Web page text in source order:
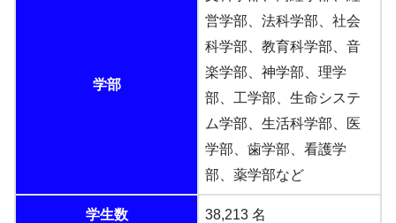
学部
営学部、法科学部、社会
科学部、教育科学部、音
楽学部、神学部、理学
部、工学部、生命システ
ム学部、生活科学部、医
学部、歯学部、看護学
部、薬学部など
学生数 38,213 名